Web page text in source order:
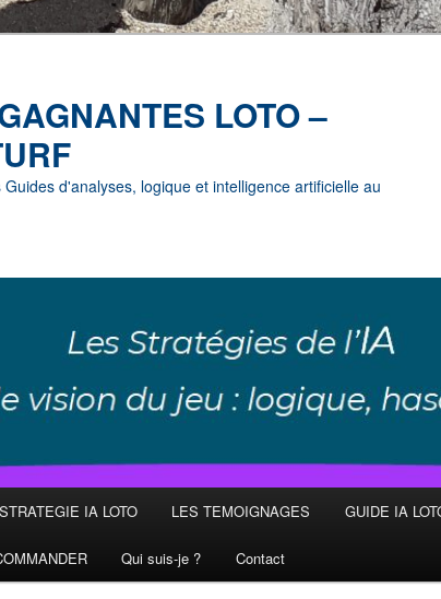
LOTO –
d'analyses, logique et intelligence artificielle au
STRATEGIE IA LOTO LES TEMOIGNAGES GUIDE IA
Qui suis-je ? Contact